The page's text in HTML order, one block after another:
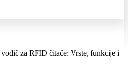
vodič za RFID čitače: Vrste, funkcije i